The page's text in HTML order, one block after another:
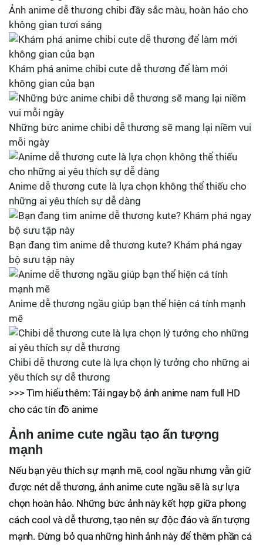
Ảnh anime dễ thương chibi đầy sắc màu, hoàn hảo cho
không gian tươi sáng
Khám phá anime chibi cute dễ thương để làm mới
không gian của bạn
Những bức anime chibi dễ thương sẽ mang lại niềm vui
mỗi ngày
Anime dễ thương cute là lựa chọn không thể thiếu cho
những ai yêu thích sự dễ dàng
Bạn đang tìm anime dễ thương kute? Khám phá ngay
bộ sưu tập này
Anime dễ thương ngầu giúp bạn thể hiện cá tính mạnh
mẽ
Chibi dễ thương cute là lựa chọn lý tưởng cho những ai
yêu thích sự dễ thương
>>> Tìm hiểu thêm: Tải ngay bộ ảnh anime nam full HD
cho các tín đồ anime
Ảnh anime cute ngầu tạo ấn tượng
mạnh
Nếu bạn yêu thích sự mạnh mẽ, cool ngầu nhưng vẫn giữ
được nét dễ thương, ảnh anime cute ngầu sẽ là sự lựa
chọn hoàn hảo. Những bức ảnh này kết hợp giữa phong
cách cool và dễ thương, tạo nên sự độc đáo và ấn tượng
mạnh. Đừng bỏ qua những hình ảnh này để thêm phần cá